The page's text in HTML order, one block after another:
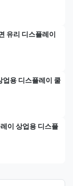
유리 디스플레이
업용 디스플레이 쿨
이 상업용 디스플